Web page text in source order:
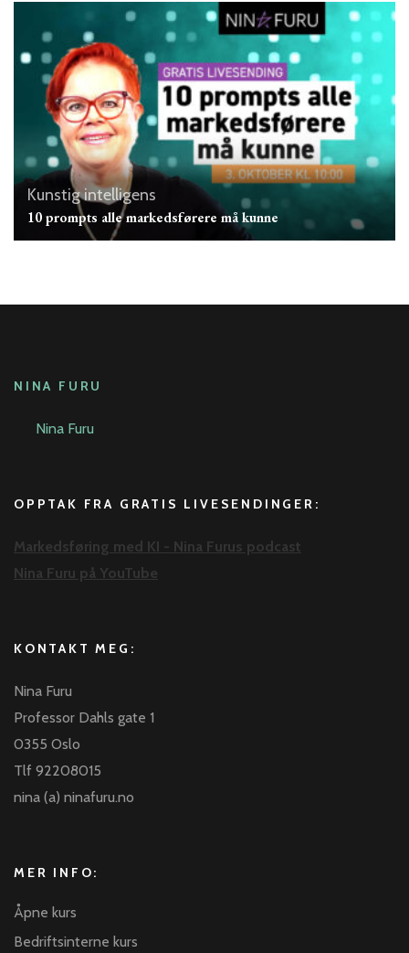
Kunstig intelligens
10 prompts alle markedsførere må kunne
NINA FURU
Nina Furu
OPPTAK FRA GRATIS LIVESENDINGER:
Markedsføring med KI - Nina Furus podcast
Nina Furu på YouTube
KONTAKT MEG:
Nina Furu
Professor Dahls gate 1
0355 Oslo
Tlf 92208015
nina (a) ninafuru.no
MER INFO:
Åpne kurs
Bedriftsinterne kurs